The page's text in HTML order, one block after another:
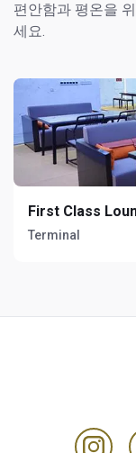
편안함과 평온을
세요.
First Class
Terminal